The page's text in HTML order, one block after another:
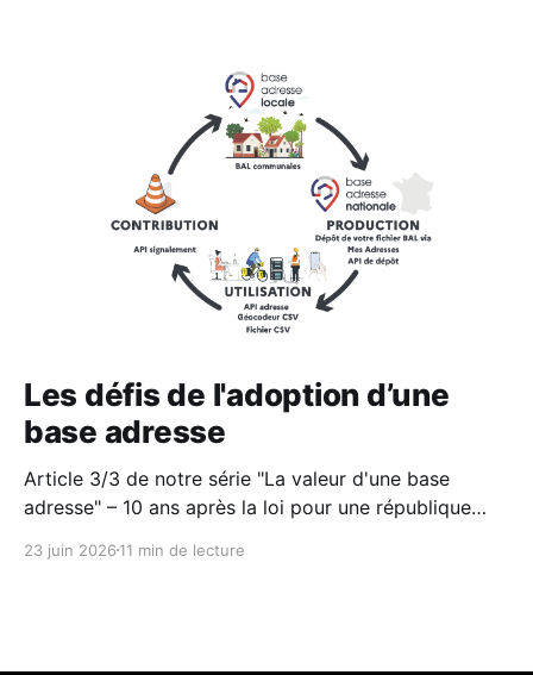
Les défis de l'adoption d’une
base adresse
Article 3/3 de notre série "La valeur d'une base
adresse" – 10 ans après la loi pour une république
le cas particulier de la donnée adresse
23 juin 2026 11 min de lecture